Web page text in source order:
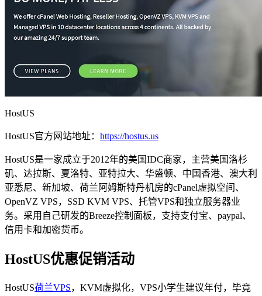
HostUS
HostUS官方网站地址： https://hostus.us
HostUS是一家成立于2012年的美国IDC商家，主营美国洛杉
矶、达拉斯、夏洛特、亚特拉大、华盛顿、中国香港、澳大利
亚悉尼、新加坡、荷兰阿姆斯特丹机房的cPanel虚拟空间、
OpenVZ VPS，SSD KVM VPS、托管VPS和独立服务器业
务。采用自己研发的Breeze控制面板，支持支付宝、paypal、
信用卡和加密货币。
HostUS优惠促销活动
HostUS荷兰VPS，KVM虚拟化，VPS小学生建议年付，毕竟